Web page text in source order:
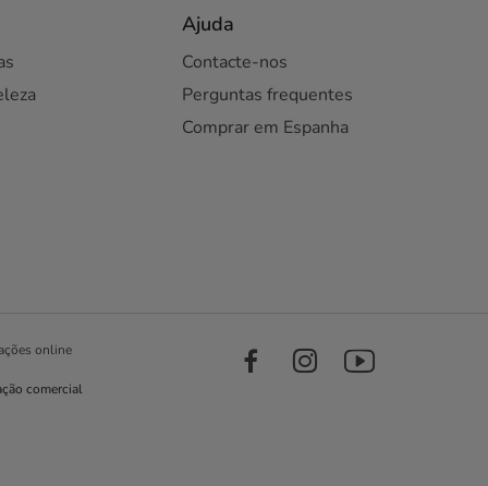
Ajuda
Contacte-nos
Perguntas frequentes
Comprar em Espanha
online
comercial